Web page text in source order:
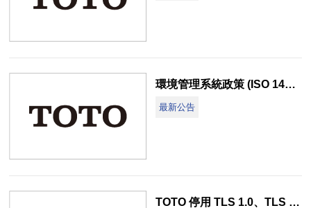
環境管理系統政策 (ISO 14001)
最新公告
TOTO 停用 TLS 1.0、TLS 1.1 傳輸協定聲明